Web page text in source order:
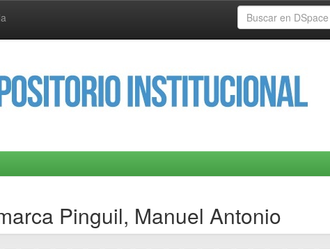
Pinguil, Manuel Antonio